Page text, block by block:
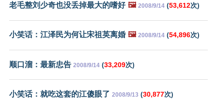
老毛整刘少奇也没丢掉最大的嗜好 🖼️ 2008/9/14 (53,612次)
小笑话：江泽民为何让宋祖英离婚 🖼️ 2008/9/14 (54,896次)
顺口溜：最新忠告 2008/9/14 (33,209次)
小笑话：就吃这套的江傻眼了 2008/9/13 (30,877次)